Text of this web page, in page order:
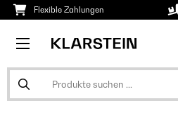
Flexible Zahlungen